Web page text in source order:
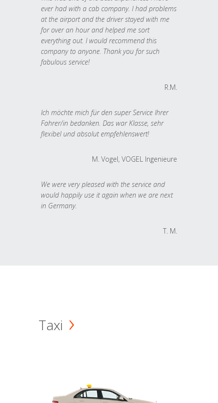
ever had with a cab company. I had problems
at the airport and the driver stayed with me
for over an hour and helped me sort
everything out. I would recommend this
company to anyone. Thank you for such
fabulous service!
R.M.
Ich möchte mich für den super Service Ihrer
Fahrer/in bedanken. Das war Klasse, sehr
flexibel und absolut empfehlenswert!
M. Vogel, VOGEL Ingenieure
We were very pleased with the service and
would happily use it again when we are next
in Germany.
T. M.
Taxi